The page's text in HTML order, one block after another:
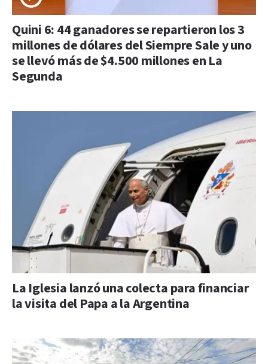
Quini 6: 44 ganadores se repartieron los 3
millones de dólares del Siempre Sale y uno
se llevó más de $4.500 millones en La
Segunda
La Iglesia lanzó una colecta para financiar
la visita del Papa a la Argentina